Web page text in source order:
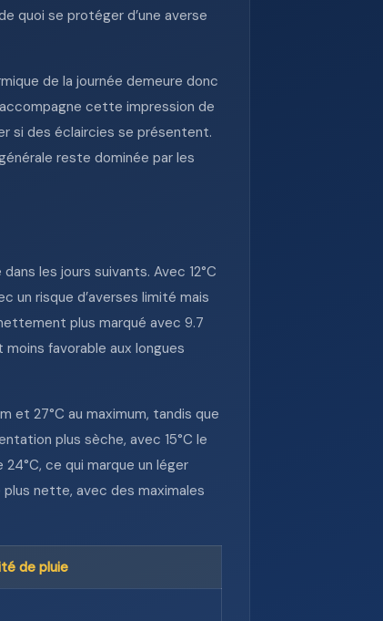
quoi se protéger d’une averse
de la journée demeure donc
cette impression de
si des éclaircies se présentent.
reste dominée par les
les jours suivants. Avec 12°C
un risque d’averses limité mais
plus marqué avec 9.7
favorable aux longues
et 27°C au maximum, tandis que
plus sèche, avec 15°C le
ce qui marque un léger
nette, avec des maximales
de pluie